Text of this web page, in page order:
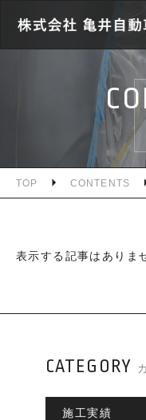
TOP CONTENTS
表示する記事はありま
CATEGORY
施工実績